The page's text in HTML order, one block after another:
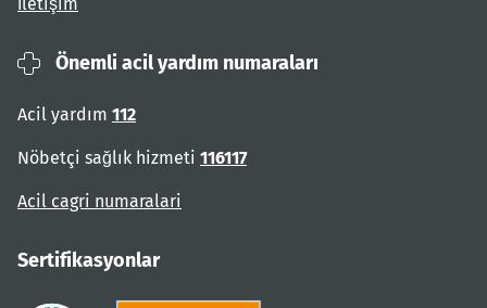
Önemli acil yardım numaraları
Acil yardım 112
Nöbetçi sağlık hizmeti 116117
Acil cagri numaralari
Sertifikasyonlar